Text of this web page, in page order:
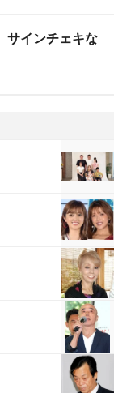
サインチェキな